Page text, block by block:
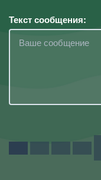
Текст сообщения: